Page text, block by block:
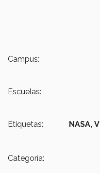
Campus:
Escuelas:
Etiquetas: NASA,
Categoría: